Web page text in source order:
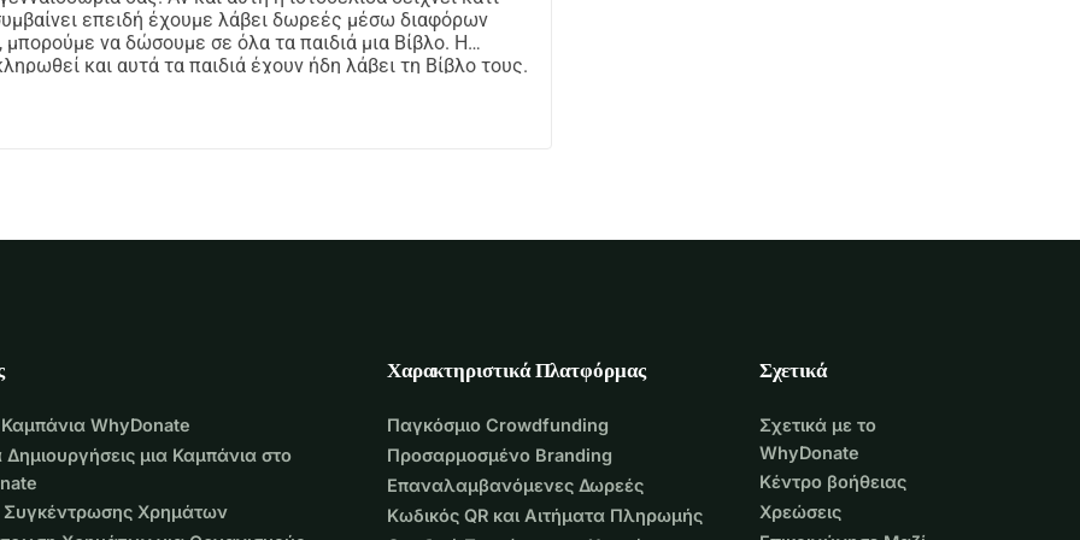
επειδή έχουμε λάβει δωρεές μέσω διαφόρων
να δώσουμε σε όλα τα παιδιά μια Βίβλο. Η
και αυτά τα παιδιά έχουν ήδη λάβει τη Βίβλο τους.
Απόψε θα αναχωρήσουμε για να βοηθήσουμε με
Καμπάνια WhyDonate
μια Καμπάνια στο
Συγκέντρωσης Χρημάτων
Χαρακτηριστικά Πλατφόρμας
Παγκόσμιο Crowdfunding
Προσαρμοσμένο Branding
Επαναλαμβανόμενες Δωρεές
Κωδικός QR και Αιτήματα Πληρωμής
Σχετικά
Σχετικά με το
WhyDonate
Κέντρο βοήθειας
Χρεώσεις